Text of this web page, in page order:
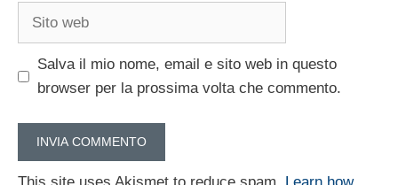
Sito
Salva il mio nome, email e sito web in questo
browser per la prossima volta che commento.
This site uses Akismet to reduce spam. Learn how